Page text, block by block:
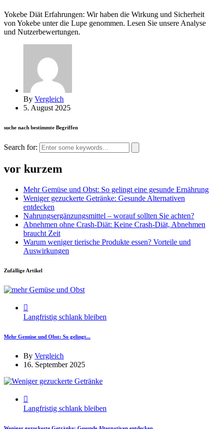
Yokebe Diät Erfahrungen: Wir haben die Wirkung und Sicherheit
von Yokebe unter die Lupe genommen. Lesen Sie unsere Analyse
und Nutzerbewertungen.
By Vergleich
5. August 2025
suche nach bestimmte Begriffen
Search for:
vor kurzem
Mehr Gemüse und Obst: So gelingt eine gesunde Ernährung
Weniger gezuckerte Getränke: Gesunde Alternativen
entdecken
Nahrungsergänzungsmittel – worauf sollten Sie achten?
Abnehmen ohne Crash-Diät: Keine Crash-Diät, Abnehmen
braucht Zeit
Warum weniger tierische Produkte essen? Vorteile und
Auswirkungen
Zufällige Artikel
Langfristig schlank bleiben
Mehr Gemüse und Obst: So gelingt...
By Vergleich
16. September 2025
Langfristig schlank bleiben